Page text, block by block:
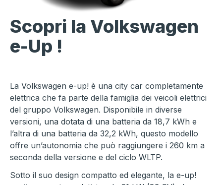
Scopri la Volkswagen
e-Up !
La Volkswagen e-up! è una city car completamente
elettrica che fa parte della famiglia dei veicoli elettrici
del gruppo Volkswagen. Disponibile in diverse
versioni, una dotata di una batteria da 18,7 kWh e
l’altra di una batteria da 32,2 kWh, questo modello
offre un’autonomia che può raggiungere i 260 km a
seconda della versione e del ciclo WLTP.
Sotto il suo design compatto ed elegante, la e-up!